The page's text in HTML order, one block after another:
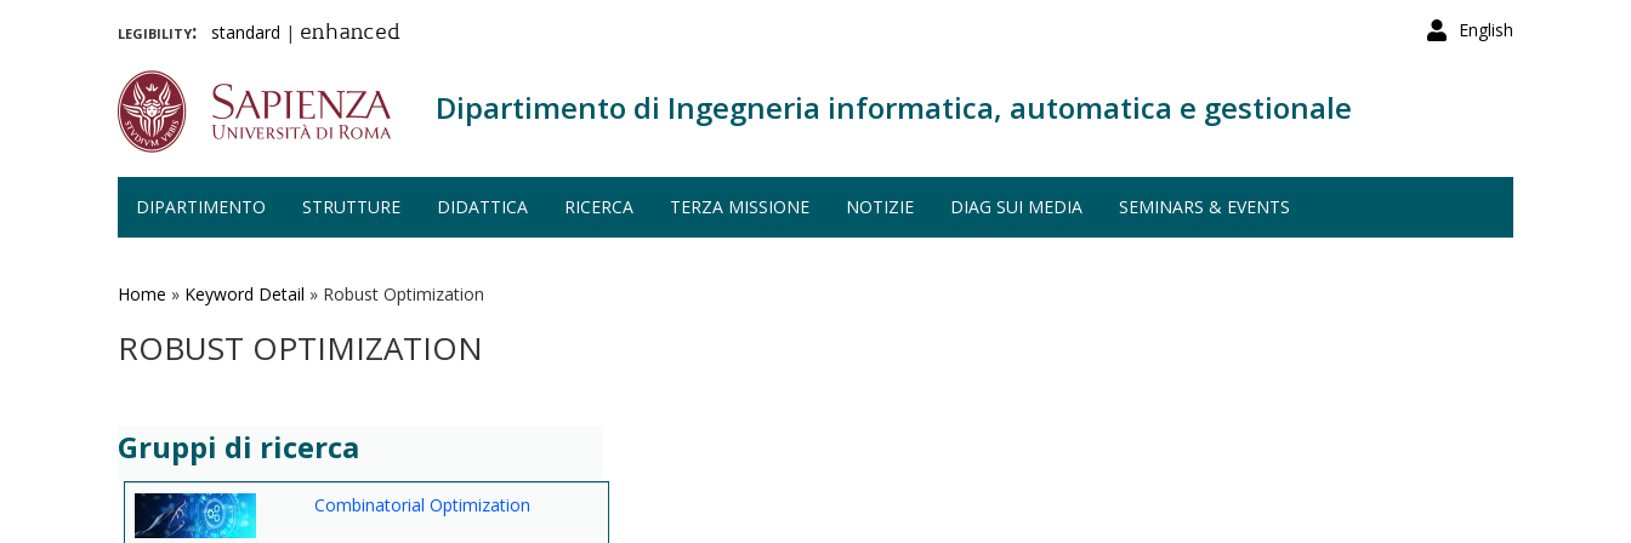
English
legibility: standard | enhanced
Dipartimento di Ingegneria informatica, automatica e gestionale
DIPARTIMENTO STRUTTURE DIDATTICA RICERCA TERZA MISSIONE NOTIZIE DIAG SUI MEDIA SEMINARS & EVENTS
Home » Keyword Detail » Robust Optimization
ROBUST OPTIMIZATION
Gruppi di ricerca
Combinatorial Optimization